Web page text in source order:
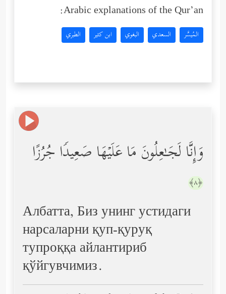
Arabic explanations of the Qur’an:
المُيسَّر السعدي البغوي ابن كثير الطبري
وَإِنَّا لَجَـٰعِلُونَ مَا عَلَیۡهَا صَعِیدࣰا جُرُزًا
﴿٨﴾
Албатта, Биз унинг устидаги
нарсаларни қуп-қуруқ
тупроққа айлантириб
қўйгувчимиз.